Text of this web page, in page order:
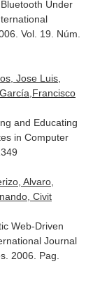
Under
Vol. 19. Núm.
Jose Luis,
and Educating
in Computer
Alvaro,
Civit
Web-Driven
Journal
. 2006. Pag.